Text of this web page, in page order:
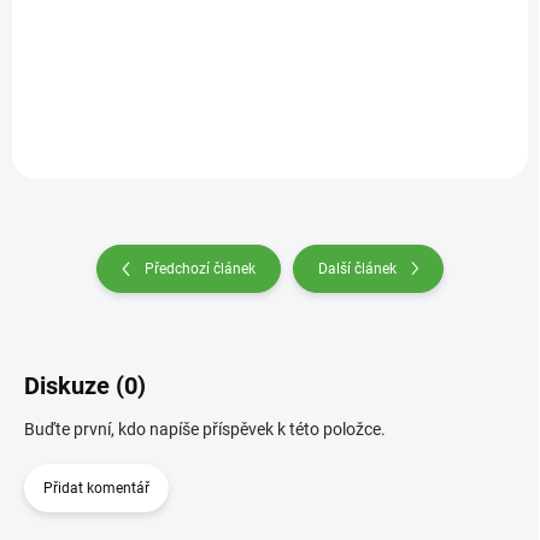
Předchozí článek Další článek
Diskuze (0)
Buďte první, kdo napíše příspěvek k této položce.
Přidat komentář